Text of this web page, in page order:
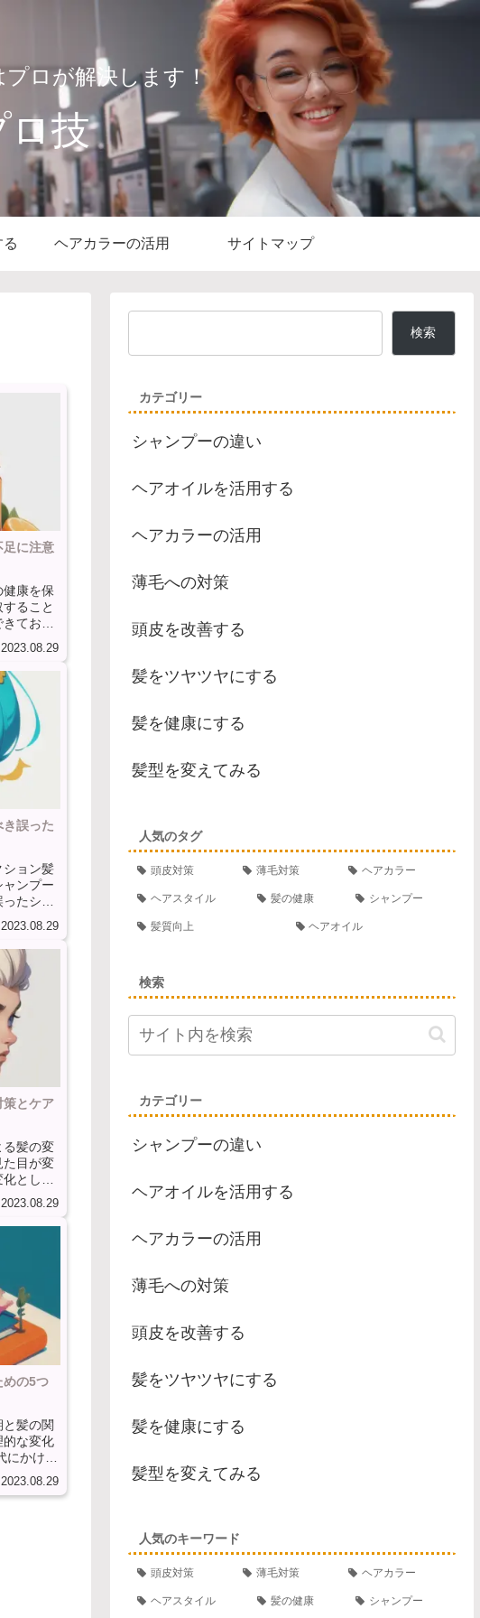
ロが解決します！
ロ技
ヘアカラーの活用 サイトマップ
足に注意
康を保
ること
てお
。そのた
食べる
製品な
。ま
割を果
ンC、ビ
る効果
康を保
2023.08.29
誤った
ション髪
ンプー
たシャ
がありま
つために
て詳し
例1. 硫
力が強
いてし
、パサ
す。硫
2023.08.29
策とケア
る髪の変
た目が変
として
髪が増え
は、髪の
や、髪の
ことに
を遅ら
要で
タミ
す。タ
ンの構
2023.08.29
めの5つ
髪の関
的な変化
かけて
からのエ
泌が減少
2023.08.29
検索
カテゴリー
シャンプーの違い
ヘアオイルを活用する
ヘアカラーの活用
薄毛への対策
頭皮を改善する
髪をツヤツヤにする
髪を健康にする
髪型を変えてみる
人気のタグ
頭皮対策 薄毛対策 ヘアカラー
ヘアスタイル 髪の健康 シャンプー
髪質向上 ヘアオイル
検索
カテゴリー
シャンプーの違い
ヘアオイルを活用する
ヘアカラーの活用
薄毛への対策
頭皮を改善する
髪をツヤツヤにする
髪を健康にする
髪型を変えてみる
人気のキーワード
頭皮対策 薄毛対策 ヘアカラー
ヘアスタイル 髪の健康 シャンプー